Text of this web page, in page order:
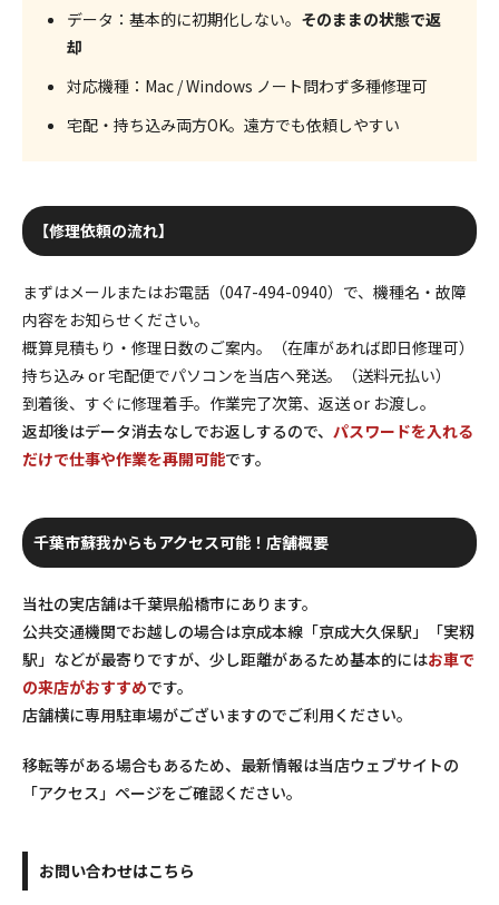
データ ：基本的に初期化しない。 そのままの状態で返
却
対応機種 ：Mac / Windows ノート問わず多種修理可
宅配・持ち込み両方OK。遠方でも依頼しやすい
【修理依頼の流れ】
まずはメールまたはお電話（047-494-0940）で、機種名・故障
内容をお知らせください。
概算見積もり・修理日数のご案内。（在庫があれば即日修理可）
持ち込み or 宅配便でパソコンを当店へ発送。（送料元払い）
到着後、すぐに修理着手。作業完了次第、返送 or お渡し。
返却後はデータ消去なしでお返しするので、 パスワードを入れる
だけで仕事や作業を再開可能です。
千葉市蘇我からもアクセス可能！店舗概要
当社の実店舗は千葉県船橋市にあります。
公共交通機関でお越しの場合は京成本線「京成大久保駅」「実籾
駅」などが最寄りですが、少し距離があるため基本的にはお車で
の来店がおすすめです。
店舗横に専用駐車場がございますのでご利用ください。
移転等がある場合もあるため、最新情報は当店ウェブサイトの
「アクセス」ページをご確認ください。
お問い合わせはこちら